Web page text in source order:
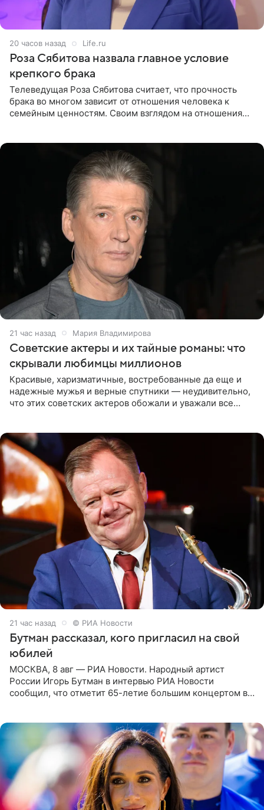
20 часов назад Life.ru
Роза Сябитова назвала главное условие
крепкого брака
Телеведущая Роза Сябитова считает, что прочность
брака во многом зависит от отношения человека к
семейным ценностям. Своим взглядом на отношения
21 час назад Мария Владимирова
Советские актеры и их тайные романы: что
скрывали любимцы миллионов
Красивые, харизматичные, востребованные да еще и
надежные мужья и верные спутники — неудивительно,
что этих советских актеров обожали и уважали все
21 час назад © РИА Новости
Бутман рассказал, кого пригласил на свой
юбилей
МОСКВА, 8 авг — РИА Новости. Народный артист
России Игорь Бутман в интервью РИА Новости
сообщил, что отметит 65-летие большим концертом в